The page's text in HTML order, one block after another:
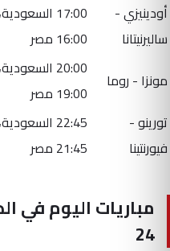
أودينيزي -
ساليرنيتانا
17:00 السعودية،
16:00 مصر
مونزا - روما
20:00 السعودية،
19:00 مصر
تورينو -
فيورنتينا
22:45 السعودية،
21:45 مصر
مباريات اليوم في
24